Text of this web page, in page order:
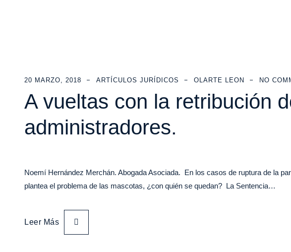
20 MARZO, 2018 ARTÍCULOS JURÍDICOS OLARTE LEON NO
A vueltas con la retribución
administradores.
Noemí Hernández Merchán. Abogada Asociada. En los casos de ruptura de la
plantea el problema de las mascotas, ¿con quién se quedan? La Sentencia…
Leer Más